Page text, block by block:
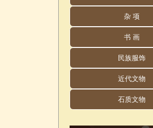
杂 项
书 画
民族服饰
近代文物
石质文物